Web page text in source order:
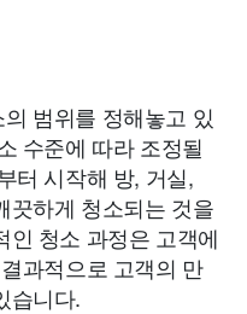
범위를 정해놓고 있
수준에 따라 조정될
터 시작해 방, 거실,
끗하게 청소되는 것을
인 청소 과정은 고객에
과적으로 고객의 만
습니다.